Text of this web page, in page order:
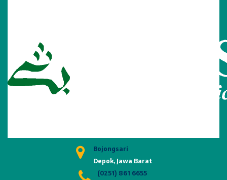
Bojongsari
Depok, Jawa Barat
(0251) 861 6655
PROFIL
PROGRAM STUDI
BERITA & KEGIATAN